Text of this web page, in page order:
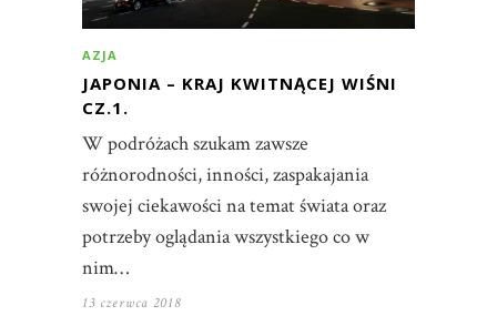
AZJA
JAPONIA – KRAJ KWITNĄCEJ WIŚNI
CZ.1.
W podróżach szukam zawsze
różnorodności, inności, zaspakajania
swojej ciekawości na temat świata oraz
potrzeby oglądania wszystkiego co w
nim…
13 czerwca 2018